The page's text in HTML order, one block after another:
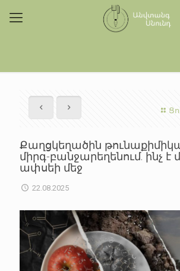
Քաղցկեղածին
միրգ-բանջարեղենում. ինչ է
ափսեի մեջ
22.08.2025